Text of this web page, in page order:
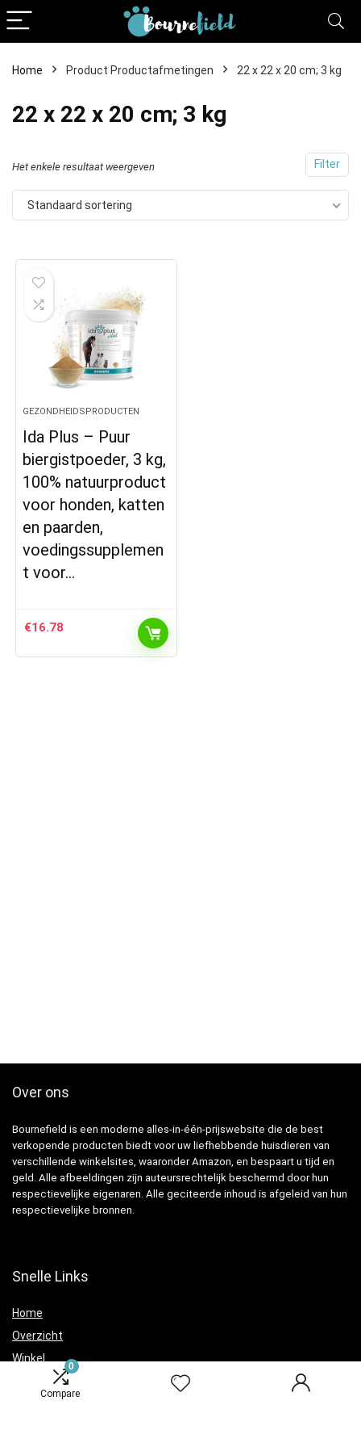
0
Compare
Home Product Productafmetingen 22 x 22 x 20 cm; 3 kg
22 x 22 x 20 cm; 3 kg
Filter
Het enkele resultaat weergeven
Standaard sortering
GEZONDHEIDSPRODUCTEN
Ida Plus – Puur
biergistpoeder, 3 kg,
100% natuurproduct
voor honden, katten
en paarden,
voedingssupplemen
t voor…
€16.78
Over ons
Bournefield is een moderne alles-in-één-prijswebsite die de best
verkopende producten biedt voor uw liefhebbende huisdieren van
verschillende winkelsites, waaronder Amazon, en bespaart u tijd en
geld. Alle afbeeldingen zijn auteursrechtelijk beschermd door hun
respectievelijke eigenaren. Alle geciteerde inhoud is afgeleid van hun
respectievelijke bronnen.
Snelle Links
Home
Overzicht
Winkel